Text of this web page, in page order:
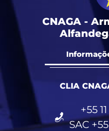
CNAGA -
CLIA
+55
SAC